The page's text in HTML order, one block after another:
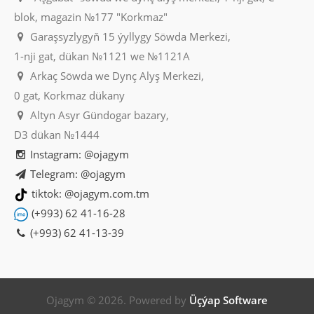
Sebede Goş
Garşylaşdyrmaga goş
Halananlara goş
LUMINARC
Цвет товара: дымчатый Материал:
blok, magazin №177 "Korkmaz"
Garaşsyzlygyň 15 ýyllygy Söwda Merkezi,
1-nji gat, dükan №1121 we №1121A
Arkaç Söwda we Dynç Alyş Merkezi,
0 gat, Korkmaz dükany
Altyn Asyr Gündogar bazary,
D3 dükan №1444
Instagram: @ojagym
Telegram: @ojagym
tiktok: @ojagym.com.tm
(+993) 62 41-16-28
(+993) 62 41-13-39
Ojagym © 2026. Powered by Üçýap Software